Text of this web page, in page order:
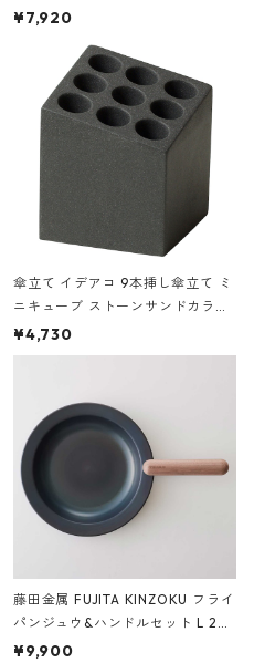
urniture WALL Table B5 ネイビー
¥7,920
傘立て イデアコ 9本挿し傘立て ミ
ニキューブ ストーンサンドカラー
石調 ideaco Umbrella Stand CUB
E ストーンサンドブラック
¥4,730
藤田金属 FUJITA KINZOKU フライ
パンジュウ&ハンドルセット L 24c
m ガス火・IH対応 鉄フライパン
¥9,900